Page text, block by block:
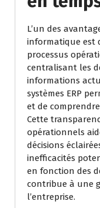
L’un des
informatique est
processus
centralisant les
informations
systèmes ERP
et de
Cette
opérationnels
décisions
inefficacités
en fonction des
contribue à une
l’entreprise.